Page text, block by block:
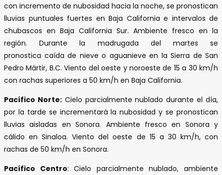
con incremento de nubosidad hacia la noche, se pronostican
lluvias puntuales fuertes en Baja California e intervalos de
chubascos en Baja California Sur. Ambiente fresco en la
región. Durante la madrugada del martes se
pronostica caída de nieve o aguanieve en la Sierra de San
Pedro Mártir, B.C. Viento del oeste y noroeste de 15 a 30 km/h
con rachas superiores a 50 km/h en Baja California.
Pacífico Norte:Cielo parcialmente nublado durante el día,
por la tarde se incrementará la nubosidad y se pronostican
lluvias aisladas en Sonora. Ambiente fresco en Sonora y
cálido en Sinaloa. Viento del oeste de 15 a 30 km/h, con
rachas de 50 km/h en Sonora.
Pacífico Centro: Cielo parcialmente nublado, ambiente